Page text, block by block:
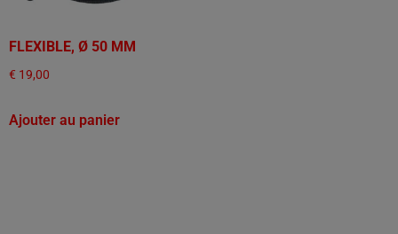
FLEXIBLE, Ø 50 MM
€ 19,00
Ajouter au panier